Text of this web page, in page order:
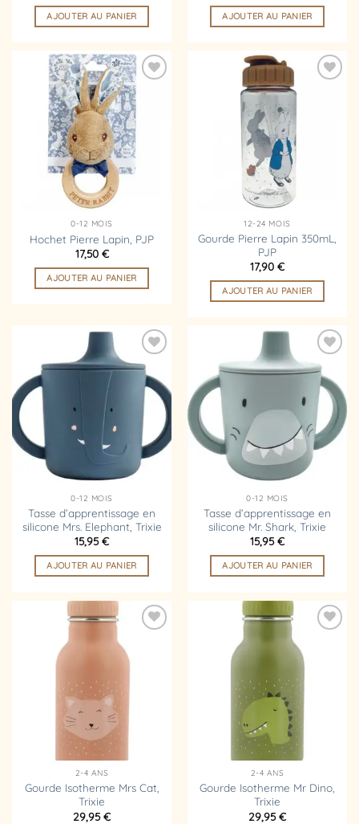
AJOUTER AU PANIER AJOUTER AU PANIER
Ajouter
d’envies
0-12 MOIS
Hochet Pierre Lapin, PJP
17,50 €
AJOUTER AU PANIER
12-24 MOIS
Gourde Pierre Lapin 350mL,
PJP
17,90 €
AJOUTER AU PANIER
Ajouter
à la
liste
d’envies
0-12 MOIS
Tasse d’apprentissage en
silicone Mrs. Elephant, Trixie
15,95€
AJOUTER AU PANIER
Ajouter
à la
liste
d’envies
0-12 MOIS
Tasse d’apprentissage en
silicone Mr. Shark, Trixie
15,95€
AJOUTER AU PANIER
2-4 ANS
Gourde Isotherme Mrs Cat,
Trixie
29,95€
2-4 ANS
Gourde Isotherme Mr Dino,
Trixie
29,95€